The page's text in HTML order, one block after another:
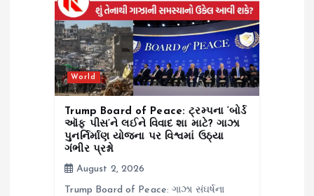
World
Trump Board of Peace: ટ્રમ્પના ‘બોર્ડ
ઑફ પીસ’ને લઈને વિવાદ શા માટે? ગાઝા
પુનર્નિર્માણ યોજના પર વિશ્વમાં ઉઠ્યા
ગંભીર પ્રશ્નો
August 2, 2026
Trump Board of Peace: ગાઝા સંઘર્ષના